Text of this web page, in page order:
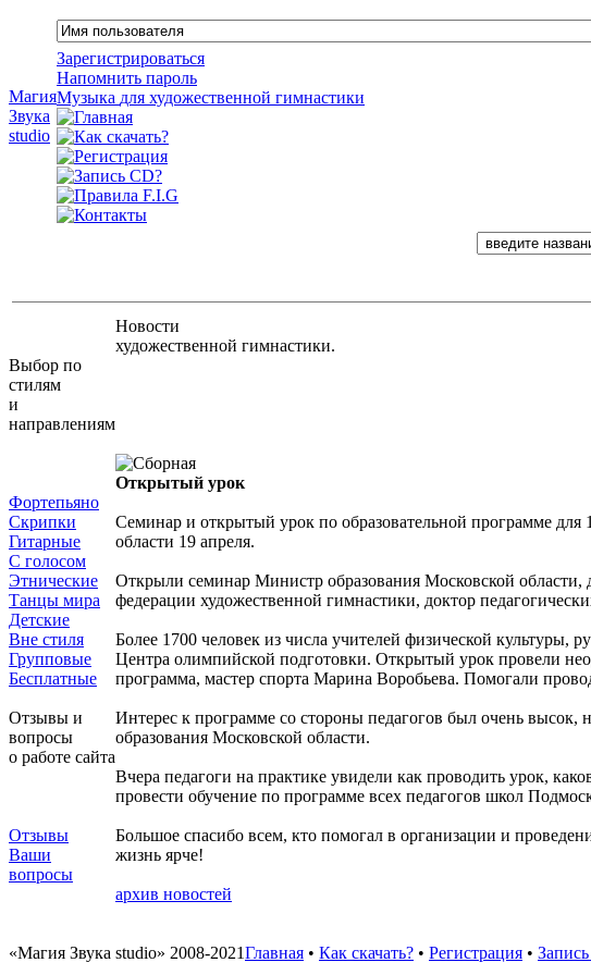
Магия
Звука
studio
Зарегистрироваться
Напомнить пароль
Музыка для художественной гимнастики
Выбор по
стилям
и
направлениям
Фортепьяно
Скрипки
Гитарные
С голосом
Этнические
Танцы мира
Детские
Вне стиля
Групповые
Бесплатные
Отзывы и
вопросы
о работе сайта
Отзывы
Ваши
вопросы
Новости
художественной гимнастики.
Открытый урок
Семинар и открытый урок по образовательной программе
области 19 апреля.
Открыли семинар Министр образования Московской
федерации художественной гимнастики, доктор
Более 1700 человек из числа учителей физической
Центра олимпийской подготовки. Открытый урок провели
программа, мастер спорта Марина Воробьева. Помогали
Интерес к программе со стороны педагогов был очень
образования Московской области.
Вчера педагоги на практике увидели как проводить урок,
провести обучение по программе всех педагогов школ
Большое спасибо всем, кто помогал в организации и
жизнь ярче!
архив новостей информация
«Магия Звука studio» 2008-2021Главная • Как скачать? • Регистрация •